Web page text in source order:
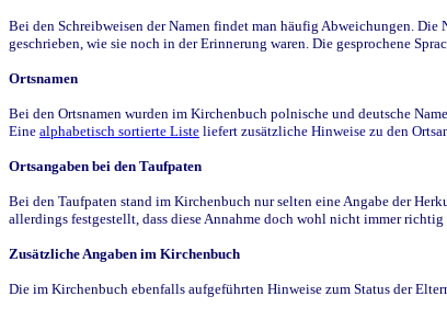
Bei den Schreibweisen der Namen findet man häufig Abweichungen. Die
geschrieben, wie sie noch in der Erinnerung waren. Die gesprochene
Ortsnamen
Bei den Ortsnamen wurden im Kirchenbuch polnische und deutsche
Eine alphabetisch sortierte Liste liefert zusätzliche Hinweise zu den
Ortsangaben bei den Taufpaten
Bei den Taufpaten stand im Kirchenbuch nur selten eine Angabe der
allerdings festgestellt, dass diese Annahme doch wohl nicht immer
Zusätzliche Angaben im Kirchenbuch
Die im Kirchenbuch ebenfalls aufgeführten Hinweise zum Status der